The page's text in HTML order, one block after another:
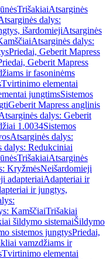
TrišakiaiAtsarginės
dalys:
išardomiejiAtsarginės
Atsarginės dalys:
Priedai, Geberit Mapress
Geberit Mapress
ir fasoninėms
Tvirtinimo elementai
jungtimsSistemos
Geberit Mapress anglinis
dalys: Geberit
1.0034Sistemos
Atsarginės dalys:
dalys: Redukciniai
TrišakiaiAtsarginės
KryžmėsNeišardomieji
adapteriaiAdapteriai ir
ir jungtys,
KamščiaiTrišakiai
šildymo sistemaiŠildymo
sistemos jungtysPriedai,
vamzdžiams ir
Tvirtinimo elementai